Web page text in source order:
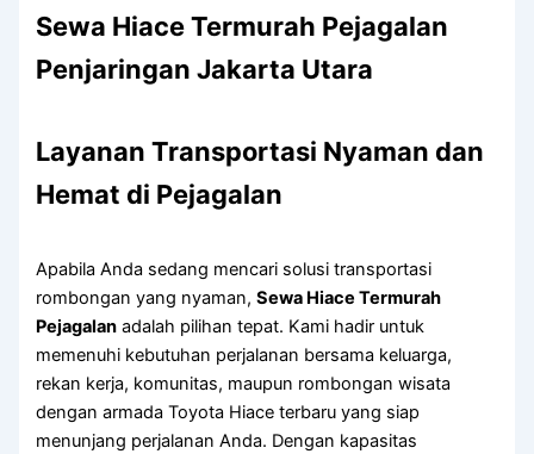
Sewa Hiace Termurah Pejagalan
Penjaringan Jakarta Utara
Layanan Transportasi Nyaman dan
Hemat di Pejagalan
Apabila Anda sedang mencari solusi transportasi
rombongan yang nyaman,Sewa Hiace Termurah
Pejagalan adalah pilihan tepat. Kami hadir untuk
memenuhi kebutuhan perjalanan bersama keluarga,
rekan kerja, komunitas, maupun rombongan wisata
dengan armada Toyota Hiace terbaru yang siap
menunjang perjalanan Anda. Dengan kapasitas